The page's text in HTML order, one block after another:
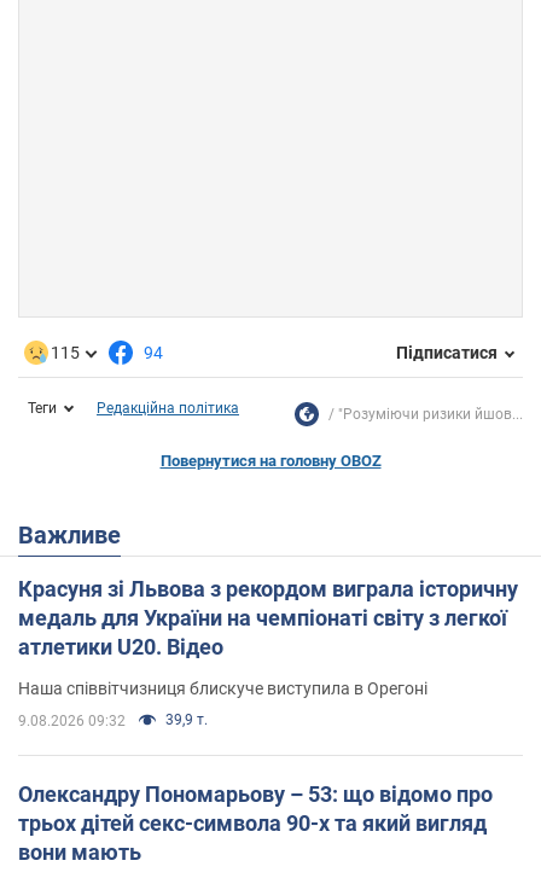
115 94 Підписатися
Теги Редакційна політика "Розуміючи ризики йшов...
Повернутися на головну OBOZ
Важливе
Красуня зі Львова з рекордом виграла історичну
медаль для України на чемпіонаті світу з легкої
атлетики U20. Відео
Наша співвітчизниця блискуче виступила в Орегоні
9.08.2026 09:32 39,9 т.
Олександру Пономарьову – 53: що відомо про
трьох дітей секс-символа 90-х та який вигляд
вони мають